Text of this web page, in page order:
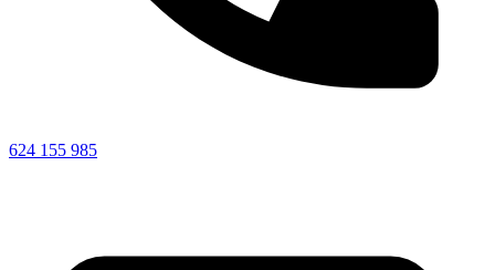
624 155 985